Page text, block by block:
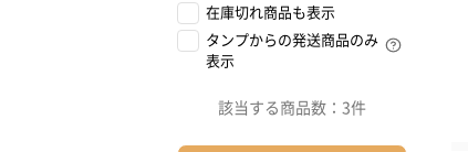
在庫切れ商品も表示
タンプからの発送商品のみ
表示
該当する商品数： 3件